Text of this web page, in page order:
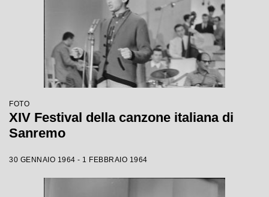
FOTO
XIV Festival della canzone italiana di
Sanremo
30 GENNAIO 1964 - 1 FEBBRAIO 1964